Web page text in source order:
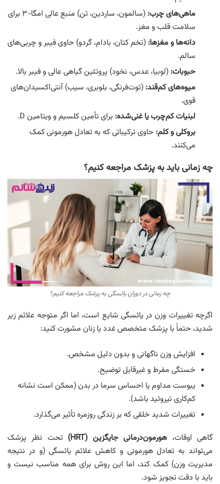
ماهی‌های چرب:
(سالمون، ساردین، تن) منبع عالی امگا-۳ برای
سلامت قلب و مغز.
دانه‌ها و مغزها: (تخم کتان، بادام، گردو) حاوی فیبر و چربی‌های
سالم.
حبوبات: (لوبیا، عدس، نخود) پروتئین گیاهی عالی و فیبر بالا.
میوه‌های کم‌قند: (توت‌فرنگی، بلوبری، سیب) آنتی‌اکسیدان‌های
قوی.
لبنیات کم‌چرب یا غنی‌شده: برای تأمین کلسیم و ویتامین D.
بروکلی و کلم: حاوی ترکیباتی که به تعادل هورمونی کمک
می‌کنند.
چه زمانی باید به پزشک مراجعه کنیم؟
چه زمانی در دوران یائسگی به پزشک مراجعه کنیم؟
اگرچه تغییرات وزن در یائسگی شایع است، اما اگر متوجه علائم زیر
شدید، حتماً با پزشک متخصص غدد یا زنان مشورت کنید:
افزایش وزن ناگهانی و بدون دلیل مشخص.
خستگی مفرط و غیرقابل توضیح.
یبوست مداوم یا احساس سرما در بدن (ممکن است نشانه
کم‌کاری تیروئید باشد).
تغییرات شدید خلقی که بر زندگی روزمره تأثیر می‌گذارد.
گاهی اوقات، هورمون‌درمانی جایگزین (HRT)
تحت نظر پزشک
می‌تواند به تعادل هورمونی و کاهش علائم یائسگی (و در نتیجه
مدیریت وزن) کمک کند، اما این روش برای همه مناسب نیست و
باید با دقت تجویز شود.